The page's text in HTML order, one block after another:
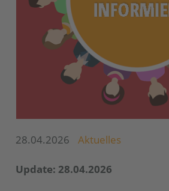
28.04.2026 Aktuelles
Update: 28.04.2026